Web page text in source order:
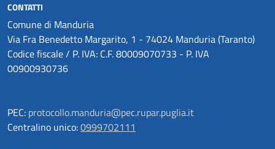
CONTATTI
Comune di Manduria
Via Fra Benedetto Margarito, 1 - 74024 Manduria (Taranto)
Codice fiscale / P. IVA: C.F. 80009070733 - P. IVA
00900930736
PEC: protocollo.manduria@pec.rupar.puglia.it
Centralino unico:0999702111